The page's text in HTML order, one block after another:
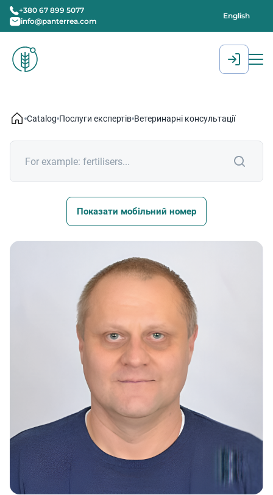
+380 67 899 5077
info@panterrea.com
English
Catalog Послуги експертів Ветеринарні консультації
Показати мобільний номер